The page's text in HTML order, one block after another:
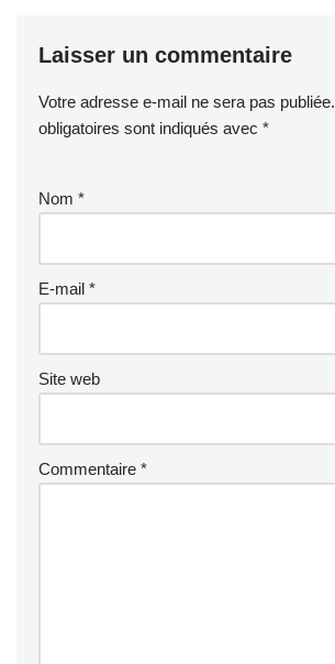
Laisser un commentaire
Votre adresse e-mail ne sera pas publiée.
obligatoires sont indiqués avec *
Nom *
E-mail *
Site web
Commentaire *